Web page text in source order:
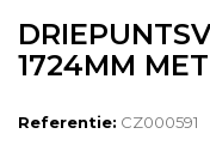
1724MM
Referentie: CZ000591